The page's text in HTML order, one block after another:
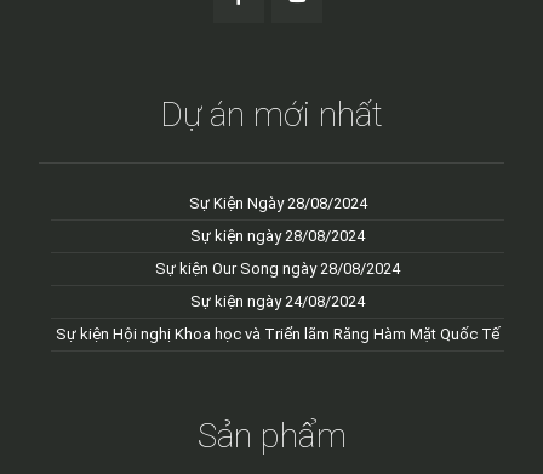
Dự án mới nhất
Sự Kiện Ngày 28/08/2024
Sự kiện ngày 28/08/2024
Sự kiện Our Song ngày 28/08/2024
Sự kiện ngày 24/08/2024
Sự kiện Hội nghị Khoa học và Triển lãm Răng Hàm Mặt Quốc Tế
Sản phẩm